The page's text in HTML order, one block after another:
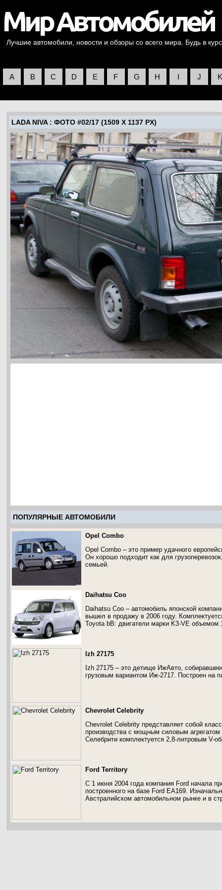
Лучшие автомобили, новости и обзоры со всего мира. Будь в
A B C D E F G H I J K
LADA NIVA: ФОТО #02/17 (1509 X 1137 PX)
ПОПУЛЯРНЫЕ АВТОМОБИЛИ
Opel Combo
Opel Combo – это пример удачного
Он хорошо подходит как для
семьей.
Daihatsu Coo
Daihatsu Coo – автомобиль японской
вышел в продажу в 2006 году.
Toyota bB: двигатели марки K3-VE
Izh 27175
Izh 27175 – это детище ИжАвто,
грузовым вариантом Иж-2717. Построен на
Chevrolet Celebrity
Chevrolet Celebrity представляет собой
производства с мощным силовым
Селебрити комплектуется 2,8-литровым V-
Ford Territory
С 1 июня 2004 года компания Ford начала
построенного на базе Ford EA169.
Австралийском автомобильном рынке и в